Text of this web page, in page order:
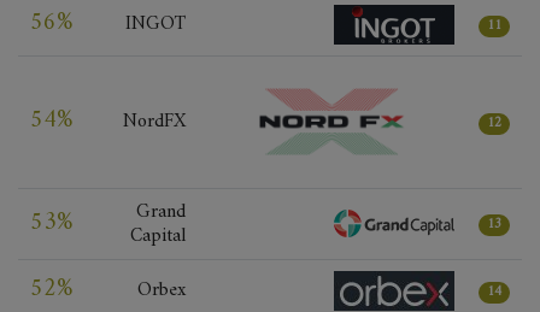
56% INGOT 11
54% NordFX 12
53% Grand
Capital 13
52% Orbex 14